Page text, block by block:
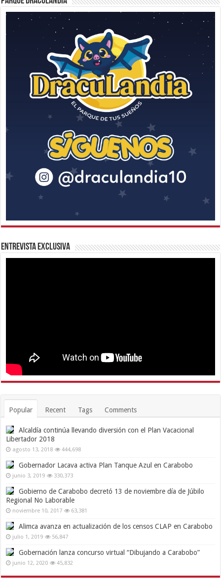
Entrevista Exclusiva
Popular Recent Tags Comments
Alcaldía continúa llevando diversión con el Plan Vacacional
Libertador 2018
agosto 13, 2018 444,698
Gobernador Lacava activa Plan Tanque Azul en Carabobo
junio 3, 2019 330,373
Gobierno de Carabobo decretó 13 de noviembre día de Júbilo
Regional No Laborable
noviembre 10, 2017 63,381
Alimca avanza en actualización de los censos CLAP en Carabobo
julio 1, 2019 56,847
Gobernación lanza concurso virtual “Dibujando a Carabobo”
junio 12, 2020 45,832